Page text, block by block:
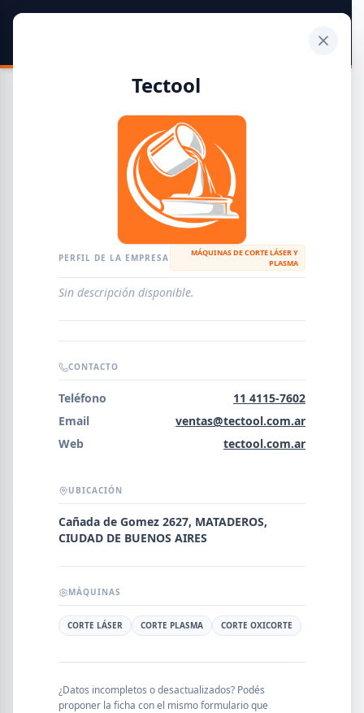
Guía de Empresas Metalúrgicas y Siderúrgicas
METALÚRGICAS
EMPRESAS AGREGAR EMPRESA
Error al cargar empresas.
NOMBRE
Tectool
PERFIL DE LA EMPRESA
MÁQUINAS DE CORTE LÁSER Y
PLASMA
Sin descripción disponible.
CONTACTO
Teléfono
11 4115-7602
Email
ventas@tectool.com.ar
Web
tectool.com.ar
UBICACIÓN
Cañada de Gomez 2627, MATADEROS,
CIUDAD DE BUENOS AIRES
MÁQUINAS
CORTE LÁSER CORTE PLASMA CORTE OXICORTE
¿Datos incompletos o desactualizados? Podés
proponer la ficha con el mismo formulario que